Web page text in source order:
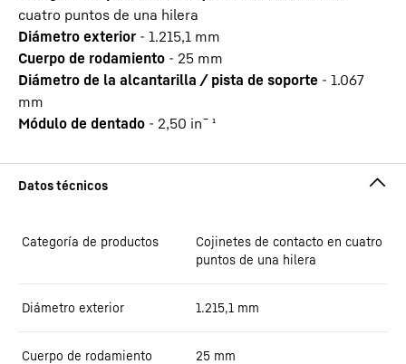
cuatro puntos de una hilera
Diámetro exterior - 1.215,1 mm
Cuerpo de rodamiento - 25 mm
Diámetro de la alcantarilla / pista de soporte - 1.067
mm
Módulo de dentado - 2,50 in¯¹
Categoría de productos
Cojinetes de contacto en cuatro
puntos de una hilera
Diámetro exterior 1.215,1 mm
Cuerpo de rodamiento 25 mm